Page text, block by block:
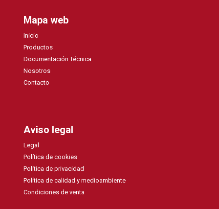
Mapa web
Inicio
Productos
Documentación Técnica
Nosotros
Contacto
Aviso legal
Legal
Política de cookies
Política de privacidad
Política de calidad y medioambiente
Condiciones de venta